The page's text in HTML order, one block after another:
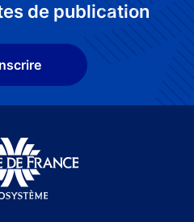
de publication